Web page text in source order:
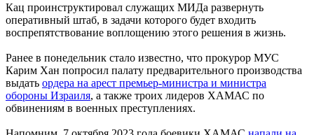
Кац проинструктировал служащих МИДа развернуть
оперативный штаб, в задачи которого будет входить
воспрепятствование воплощению этого решения в жизнь.
Ранее в понедельник стало известно, что прокурор МУС
Карим Хан попросил палату предварительного производства
выдать ордера на арест премьер-министра и министра
обороны Израиля, а также троих лидеров ХАМАС по
обвинениям в военных преступлениях.